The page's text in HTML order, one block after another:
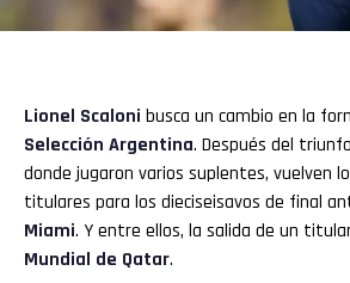
Lionel Scaloni busca un cambio en la
Selección Argentina. Después del
donde jugaron varios suplentes, vuelven
titulares para los dieciseisavos de final
Miami. Y entre ellos, la salida de un
Mundial de Qatar.